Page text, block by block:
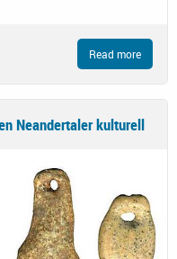
Read more
Neandertaler kulturell